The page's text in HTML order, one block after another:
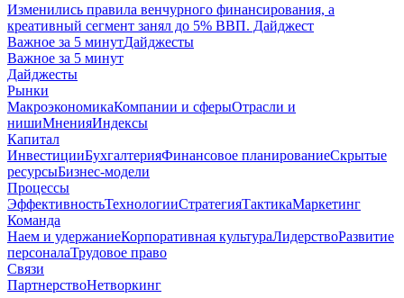
Изменились правила венчурного финансирования, а
креативный сегмент занял до 5% ВВП. Дайджест
Важное за 5 минутДайджесты
Важное за 5 минут
Дайджесты
Рынки
МакроэкономикаКомпании и сферыОтрасли и
нишиМненияИндексы
Капитал
ИнвестицииБухгалтерияФинансовое планированиеСкрытые
ресурсыБизнес-модели
Процессы
ЭффективностьТехнологииСтратегияТактикаМаркетинг
Команда
Наем и удержаниеКорпоративная культураЛидерствоРазвитие
персоналаТрудовое право
Связи
ПартнерствоНетворкинг